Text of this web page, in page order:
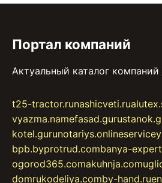
Портал компаний
Актуальный каталог
t25-tractor.runashicveti.ru
vyazma.namefasad.guru
kotel.gurunotariys.online
bpb.byprotrud.combanya-
ogorod365.comakuhnja.com
domrukodeliya.comby-hand.ru